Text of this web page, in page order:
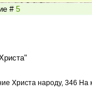
#5
Христа народу, 346 На